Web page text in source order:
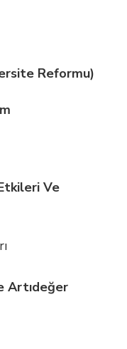
Reformu)
Ve
Artıdeğer